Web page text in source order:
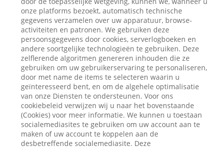
onze platforms bezoekt, automatisch technische
gegevens verzamelen over uw apparatuur, browse-
activiteiten en patronen. We gebruiken deze
persoonsgegevens door cookies, serverlogboeken en
andere soortgelijke technologieën te gebruiken. Deze
zelflerende algoritmen genereren inhouden die ze
gebruiken om uw gebruikerservaring te personaliseren,
door met name de items te selecteren waarin u
geïnteresseerd bent, en om de algehele optimalisatie
van onze Diensten te ondersteunen. Voor ons
cookiebeleid verwijzen wij u naar het bovenstaande
(Cookies) voor meer informatie. We kunnen u toestaan
socialemediasites te gebruiken om uw account aan te
maken of uw account te koppelen aan de
desbetreffende socialemediasite. Deze